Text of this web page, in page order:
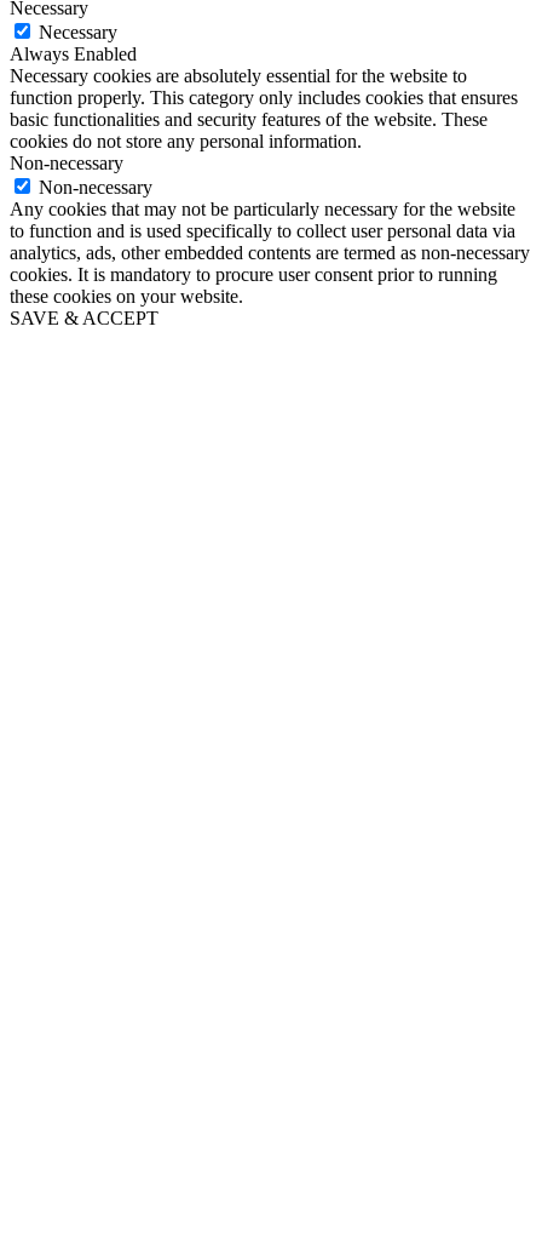
Necessary
Necessary
Always Enabled
Necessary cookies are absolutely essential for the website to
function properly. This category only includes cookies that ensures
basic functionalities and security features of the website. These
cookies do not store any personal information.
Non-necessary
Non-necessary
Any cookies that may not be particularly necessary for the website
to function and is used specifically to collect user personal data via
analytics, ads, other embedded contents are termed as non-necessary
cookies. It is mandatory to procure user consent prior to running
these cookies on your website.
SAVE & ACCEPT